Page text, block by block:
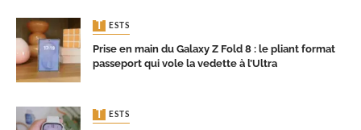
TESTS
Prise en main du Galaxy Z Fold 8 : le pliant format
passeport qui vole la vedette à l’Ultra
TESTS